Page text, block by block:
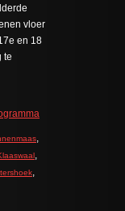
vloer
en 18
te
,
,
,